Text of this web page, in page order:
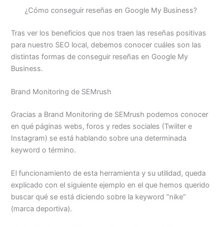
¿Cómo conseguir reseñas en Google My Business?
Tras ver los beneficios que nos traen las reseñas positivas
para nuestro SEO local, debemos conocer cuáles son las
distintas formas de conseguir reseñas en Google My
Business.
Brand Monitoring de SEMrush
Gracias a Brand Monitoring de SEMrush podemos conocer
en qué páginas webs, foros y redes sociales (Twiiter e
Instagram) se está hablando sobre una determinada
keyword o término.
El funcionamiento de esta herramienta y su utilidad, queda
explicado con el siguiente ejemplo en el que hemos querido
buscar qué se está diciendo sobre la keyword “nike”
(marca deportiva).